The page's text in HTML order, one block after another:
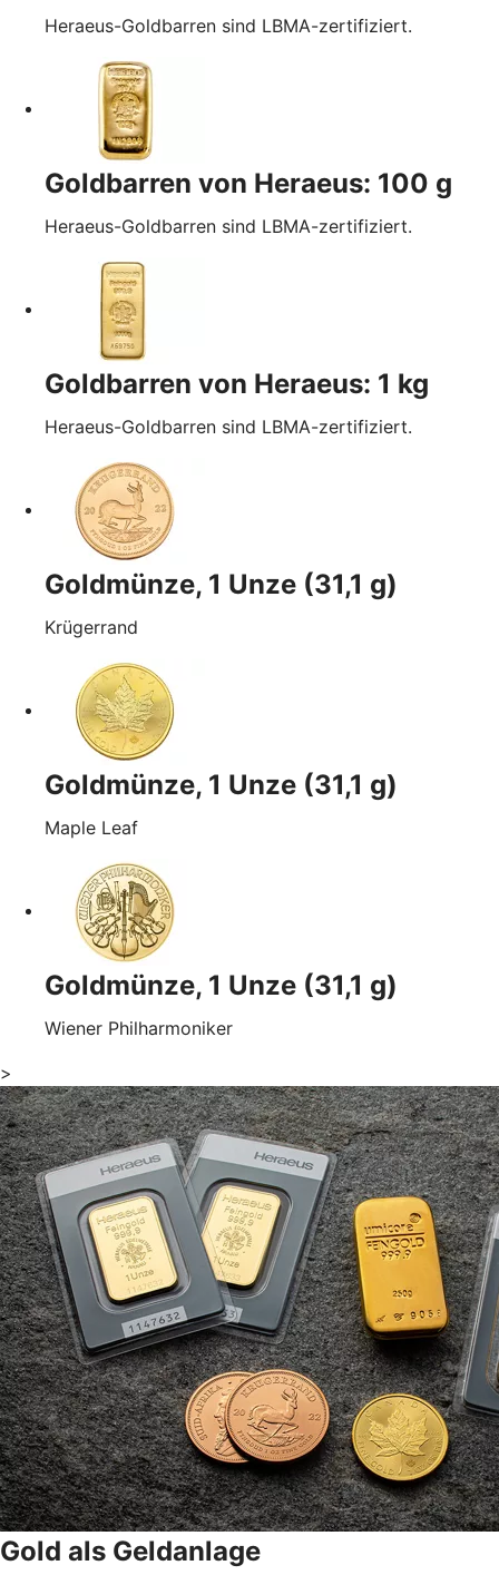
Heraeus-Goldbarren sind LBMA-zertifiziert.
Goldbarren von Heraeus: 100 g
Heraeus-Goldbarren sind LBMA-zertifiziert.
Goldbarren von Heraeus: 1 kg
Heraeus-Goldbarren sind LBMA-zertifiziert.
Goldmünze, 1 Unze (31,1 g)
Krügerrand
Goldmünze, 1 Unze (31,1 g)
Maple Leaf
Goldmünze, 1 Unze (31,1 g)
Wiener Philharmoniker
>
Gold als Geldanlage